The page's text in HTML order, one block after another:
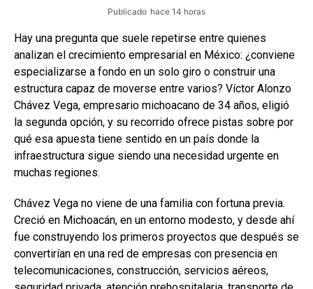
Publicado hace 14 horas
Hay una pregunta que suele repetirse entre quienes
analizan el crecimiento empresarial en México: ¿conviene
especializarse a fondo en un solo giro o construir una
estructura capaz de moverse entre varios? Víctor Alonzo
Chávez Vega, empresario michoacano de 34 años, eligió
la segunda opción, y su recorrido ofrece pistas sobre por
qué esa apuesta tiene sentido en un país donde la
infraestructura sigue siendo una necesidad urgente en
muchas regiones.
Chávez Vega no viene de una familia con fortuna previa.
Creció en Michoacán, en un entorno modesto, y desde ahí
fue construyendo los primeros proyectos que después se
convertirían en una red de empresas con presencia en
telecomunicaciones, construcción, servicios aéreos,